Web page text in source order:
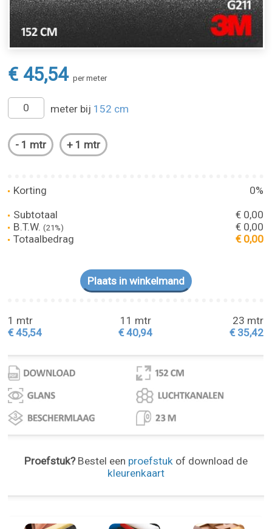
€ 45,54 per meter
meter bij 152 cm
Korting
0%
Subtotaal
€ 0,00
B.T.W.(21%)
€ 0,00
Totaalbedrag
€ 0,00
1 mtr
€ 45,54
11 mtr
€ 40,94
23 mtr
€ 35,42
Proefstuk?Bestel een proefstukof download de
kleurenkaart